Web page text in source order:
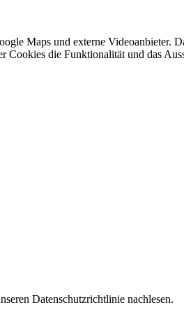
Maps und externe Videoanbieter.
Cookies die Funktionalität und das
Datenschutzrichtlinie nachlesen.